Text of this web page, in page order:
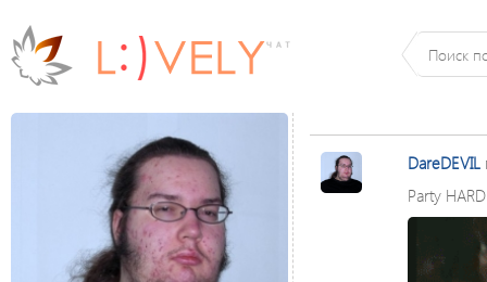
DareDEVIL
Party